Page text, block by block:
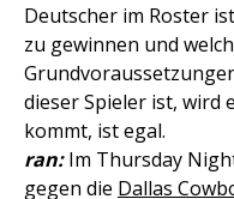
Deutscher im Roster
zu gewinnen und
dieser Spieler ist, wird
kommt, ist egal.
ran:Im Thursday
gegen die Dallas